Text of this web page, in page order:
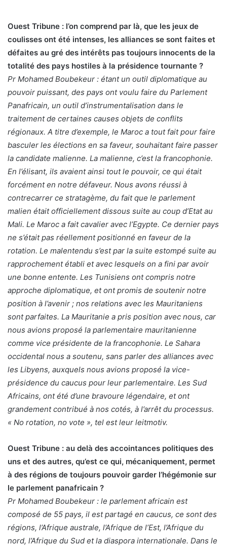
Ouest Tribune : l’on comprend par là, que les jeux de
coulisses ont été intenses, les alliances se sont faites et
défaites au gré des intérêts pas toujours innocents de la
totalité des pays hostiles à la présidence tournante ?
Pr Mohamed Boubekeur : étant un outil diplomatique au
pouvoir puissant, des pays ont voulu faire du Parlement
Panafricain, un outil d’instrumentalisation dans le
traitement de certaines causes objets de conflits
régionaux. A titre d’exemple, le Maroc a tout fait pour faire
basculer les élections en sa faveur, souhaitant faire passer
la candidate malienne. La malienne, c’est la francophonie.
En l’élisant, ils avaient ainsi tout le pouvoir, ce qui était
forcément en notre défaveur. Nous avons réussi à
contrecarrer ce stratagème, du fait que le parlement
malien était officiellement dissous suite au coup d’Etat au
Mali. Le Maroc a fait cavalier avec l’Egypte. Ce dernier pays
ne s’était pas réellement positionné en faveur de la
rotation. Le malentendu s’est par la suite estompé suite au
rapprochement établi et avec lesquels on a fini par avoir
une bonne entente. Les Tunisiens ont compris notre
approche diplomatique, et ont promis de soutenir notre
position à l’avenir ; nos relations avec les Mauritaniens
sont parfaites. La Mauritanie a pris position avec nous, car
nous avions proposé la parlementaire mauritanienne
comme vice présidente de la francophonie. Le Sahara
occidental nous a soutenu, sans parler des alliances avec
les Libyens, auxquels nous avions proposé la vice-
présidence du caucus pour leur parlementaire. Les Sud
Africains, ont été d’une bravoure légendaire, et ont
grandement contribué à nos cotés, à l’arrêt du processus.
« No rotation, no vote », tel est leur leitmotiv.
Ouest Tribune : au delà des accointances politiques des
uns et des autres, qu’est ce qui, mécaniquement, permet
à des régions de toujours pouvoir garder l’hégémonie sur
le parlement panafricain ?
Pr Mohamed Boubekeur : le parlement africain est
composé de 55 pays, il est partagé en caucus, ce sont des
régions, l’Afrique australe, l’Afrique de l’Est, l’Afrique du
nord, l’Afrique du Sud et la diaspora internationale. Dans le